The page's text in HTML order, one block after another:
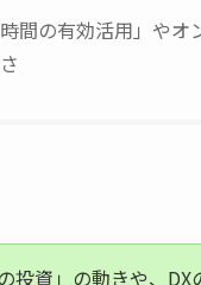
間の有効活用」やオ
投資」の動きや、